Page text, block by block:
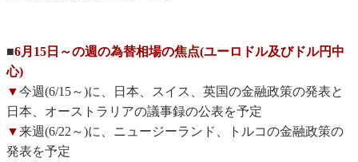
■6月15日～の週の為替相場の焦点(ユーロドル及びドル円中
心)
▼今週(6/15～)に、日本、スイス、英国の金融政策の発表と
日本、オーストラリアの議事録の公表を予定
▼来週(6/22～)に、ニュージーランド、トルコの金融政策の
発表を予定